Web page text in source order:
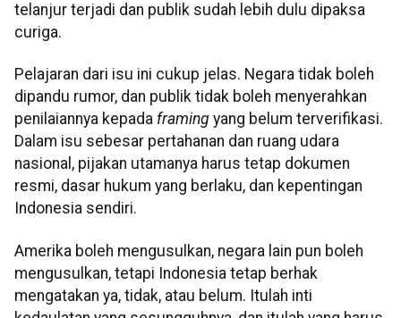
telanjur terjadi dan publik sudah lebih dulu dipaksa
curiga.
Pelajaran dari isu ini cukup jelas. Negara tidak boleh
dipandu rumor, dan publik tidak boleh menyerahkan
penilaiannya kepada framing yang belum terverifikasi.
Dalam isu sebesar pertahanan dan ruang udara
nasional, pijakan utamanya harus tetap dokumen
resmi, dasar hukum yang berlaku, dan kepentingan
Indonesia sendiri.
Amerika boleh mengusulkan, negara lain pun boleh
mengusulkan, tetapi Indonesia tetap berhak
mengatakan ya, tidak, atau belum. Itulah inti